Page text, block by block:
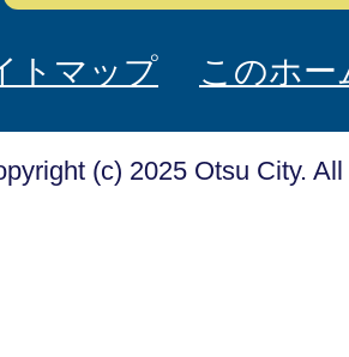
トマップ このホ
(c) 2025 Otsu City.